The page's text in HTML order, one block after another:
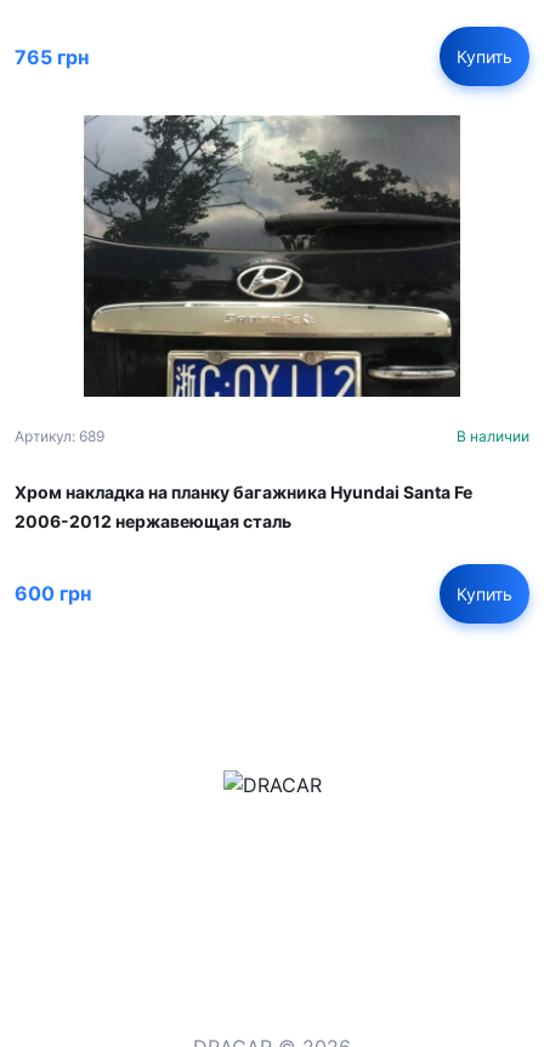
765 грн Купить
Артикул: 689 В наличии
Хром накладка на планку багажника Hyundai Santa Fe
2006-2012 нержавеющая сталь
600 грн Купить